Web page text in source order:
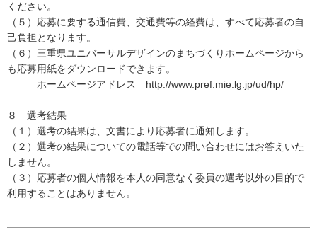
ください。
（５）応募に要する通信費、交通費等の経費は、すべて応募者の自
己負担となります。
（６）三重県ユニバーサルデザインのまちづくりホームページから
も応募用紙をダウンロードできます。
ホームページアドレス http://www.pref.mie.lg.jp/ud/hp/
８ 選考結果
（１）選考の結果は、文書により応募者に通知します。
（２）選考の結果についての電話等での問い合わせにはお答えいた
しません。
（３）応募者の個人情報を本人の同意なく委員の選考以外の目的で
利用することはありません。